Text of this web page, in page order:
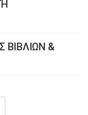
ΒΙΒΛΙΩΝ &